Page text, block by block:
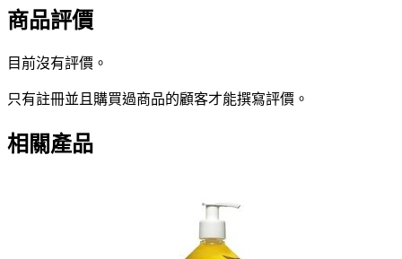
商品評價
目前沒有評價。
只有註冊並且購買過商品的顧客才能撰寫評價。
相關產品